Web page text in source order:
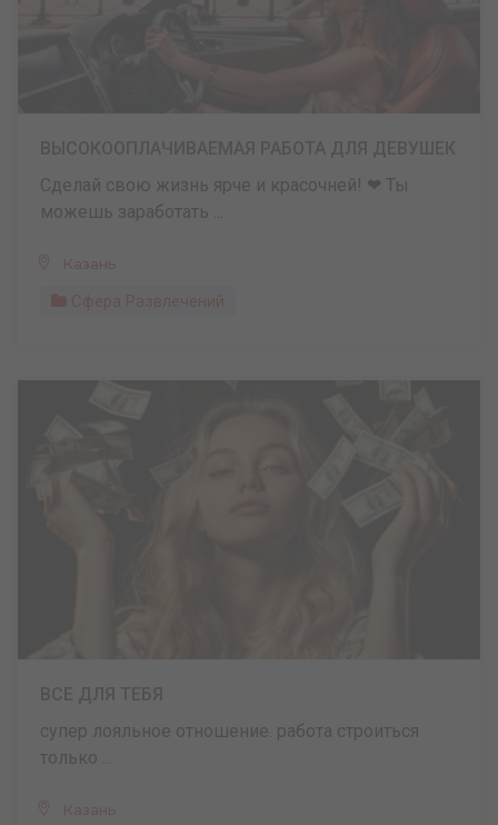
Сделай свою жизнь ярче и красочней! ❤ Ты
можешь заработать ...
Казань
Сфера Развлечений
супер лояльное отношение. работа строиться
только ...
Казань